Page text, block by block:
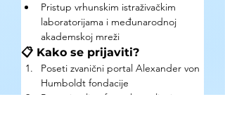
Pristup vrhunskim istraživačkim
laboratorijama i međunarodnoj
akademskoj mreži
📋 Kako se prijaviti?
Poseti zvanični portal Alexander von
Humboldt fondacije
Popuni online formular sa ličnim,